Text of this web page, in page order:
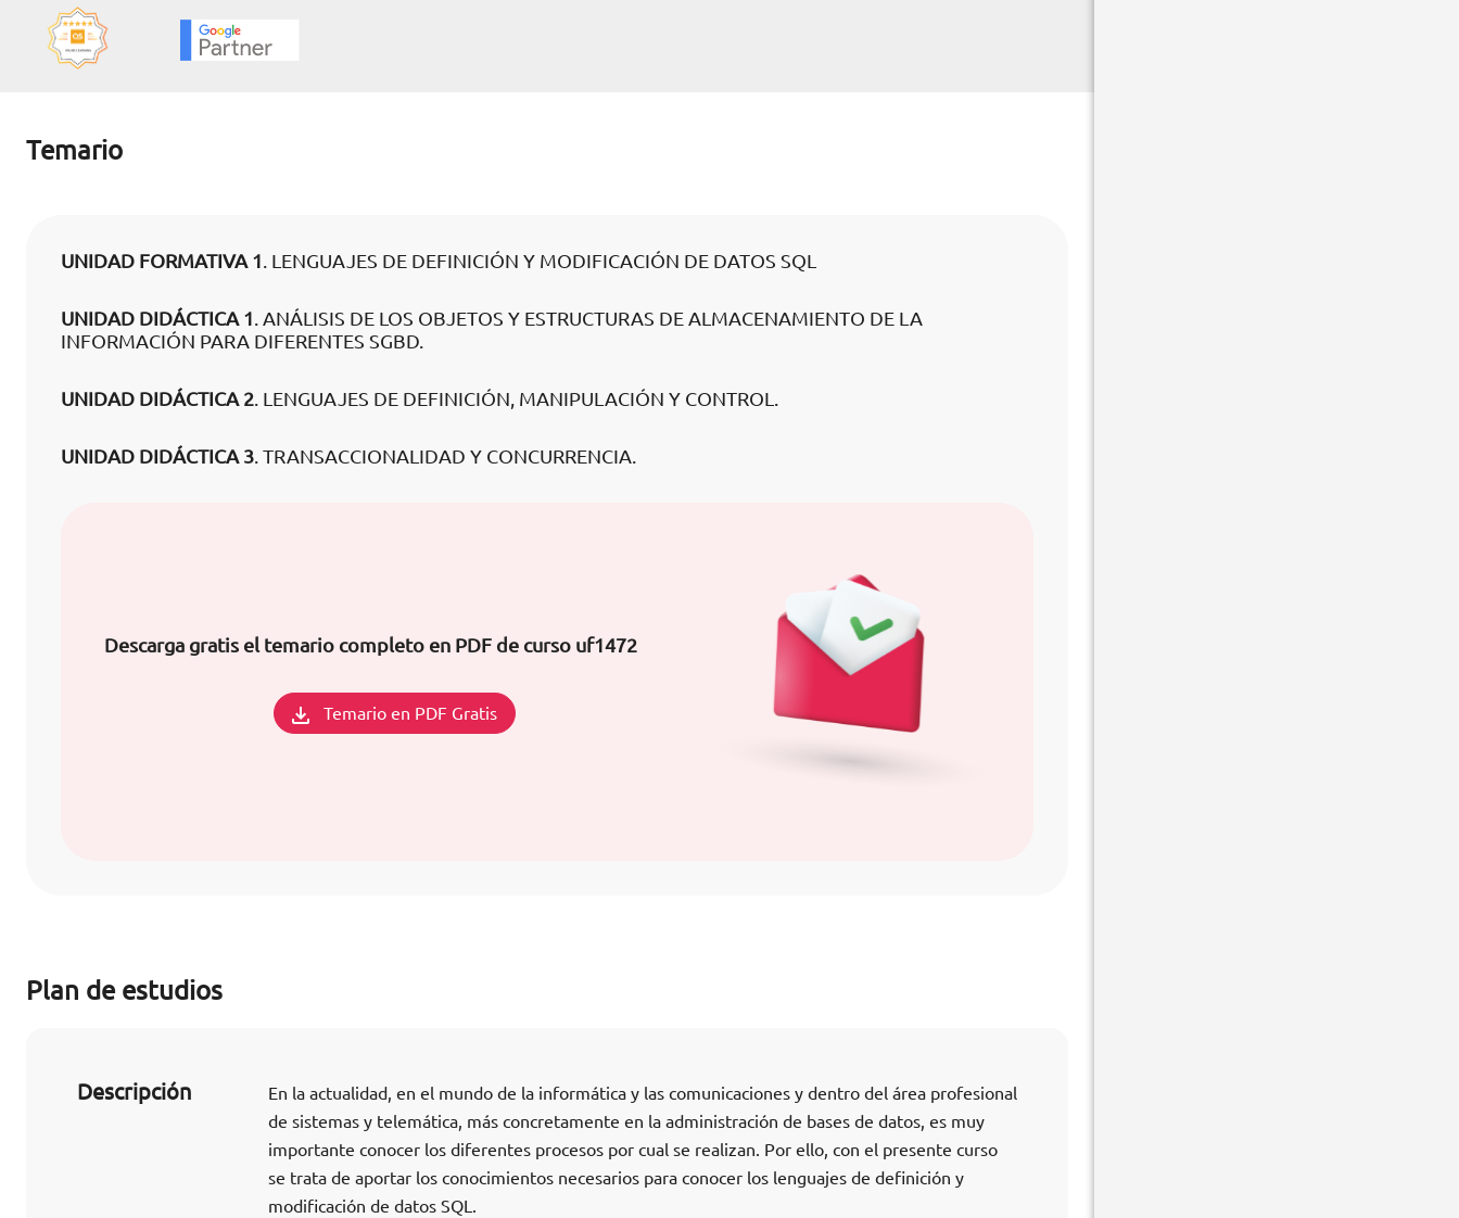
Temario
UNIDAD FORMATIVA 1. LENGUAJES DE DEFINICIÓN Y MODIFICACIÓN DE DATOS SQL
UNIDAD DIDÁCTICA 1. ANÁLISIS DE LOS OBJETOS Y ESTRUCTURAS DE ALMACENAMIENTO DE LA
INFORMACIÓN PARA DIFERENTES SGBD.
UNIDAD DIDÁCTICA 2. LENGUAJES DE DEFINICIÓN, MANIPULACIÓN Y CONTROL.
UNIDAD DIDÁCTICA 3. TRANSACCIONALIDAD Y CONCURRENCIA.
Descarga gratis el temario completo en PDF de curso uf1472
Temario en PDF Gratis
Plan de estudios
Descripción
En la actualidad, en el mundo de la informática y las comunicaciones y dentro del área profesional
de sistemas y telemática, más concretamente en la administración de bases de datos, es muy
importante conocer los diferentes procesos por cual se realizan. Por ello, con el presente curso
se trata de aportar los conocimientos necesarios para conocer los lenguajes de definición y
modificación de datos SQL.